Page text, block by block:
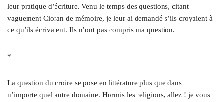
leur pratique d’écriture. Venu le temps des questions, citant
vaguement Cioran de mémoire, je leur ai demandé s’ils croyaient à
ce qu’ils écrivaient. Ils n’ont pas compris ma question.
*
La question du croire se pose en littérature plus que dans
n’importe quel autre domaine. Hormis les religions, allez ! je vous